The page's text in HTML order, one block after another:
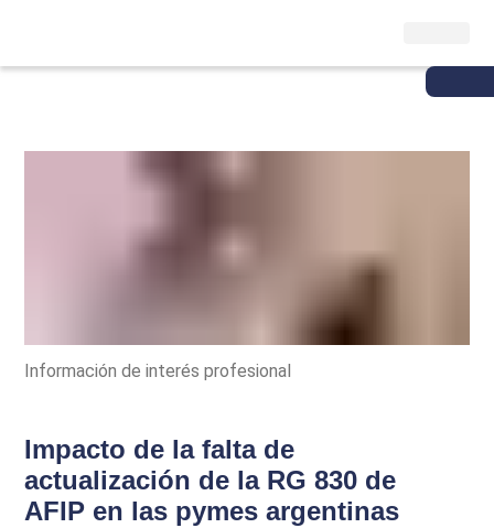
Información de interés profesional
Impacto de la falta de
actualización de la RG 830 de
AFIP en las pymes argentinas